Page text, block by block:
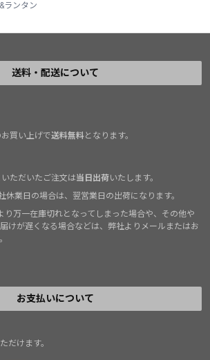
ランタン
送料・配送について
買い上げで送料無料となります。
ただいたご注文は当日出荷いたします。
休業日の場合は、翌営業日の出荷になります。
り万一在庫切れとなってしまった場合や、その他や
けが遅くなる場合などは、弊社よりメールまたはお
お支払いについて
だけます。